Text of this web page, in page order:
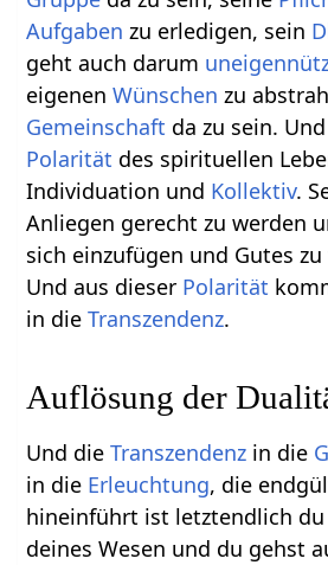
Aufgaben zu erledigen, sein
geht auch darum
eigenenWünschen zu
Gemeinschaft da zu sein.
Polarität des spirituellen
Individuation und Kollektiv.
Anliegen gerecht zu werden
sich einzufügen und Gutes
Und aus dieser Polarität
in dieTranszendenz.
Auflösung der
Und dieTranszendenz in die
in die Erleuchtung, die
hineinführt ist letztendlich
deines Wesen und du gehst